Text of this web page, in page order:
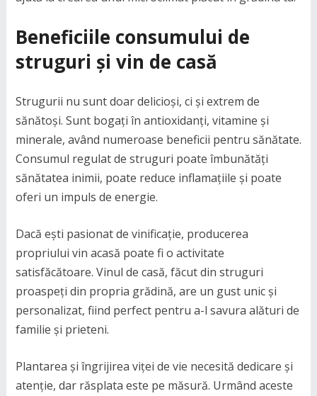
Beneficiile consumului de
struguri și vin de casă
Strugurii nu sunt doar delicioși, ci și extrem de
sănătoși. Sunt bogați în antioxidanți, vitamine și
minerale, având numeroase beneficii pentru sănătate.
Consumul regulat de struguri poate îmbunătăți
sănătatea inimii, poate reduce inflamațiile și poate
oferi un impuls de energie.
Dacă ești pasionat de vinificație, producerea
propriului vin acasă poate fi o activitate
satisfăcătoare. Vinul de casă, făcut din struguri
proaspeți din propria grădină, are un gust unic și
personalizat, fiind perfect pentru a-l savura alături de
familie și prieteni.
Plantarea și îngrijirea viței de vie necesită dedicare și
atenție, dar răsplata este pe măsură. Urmând aceste